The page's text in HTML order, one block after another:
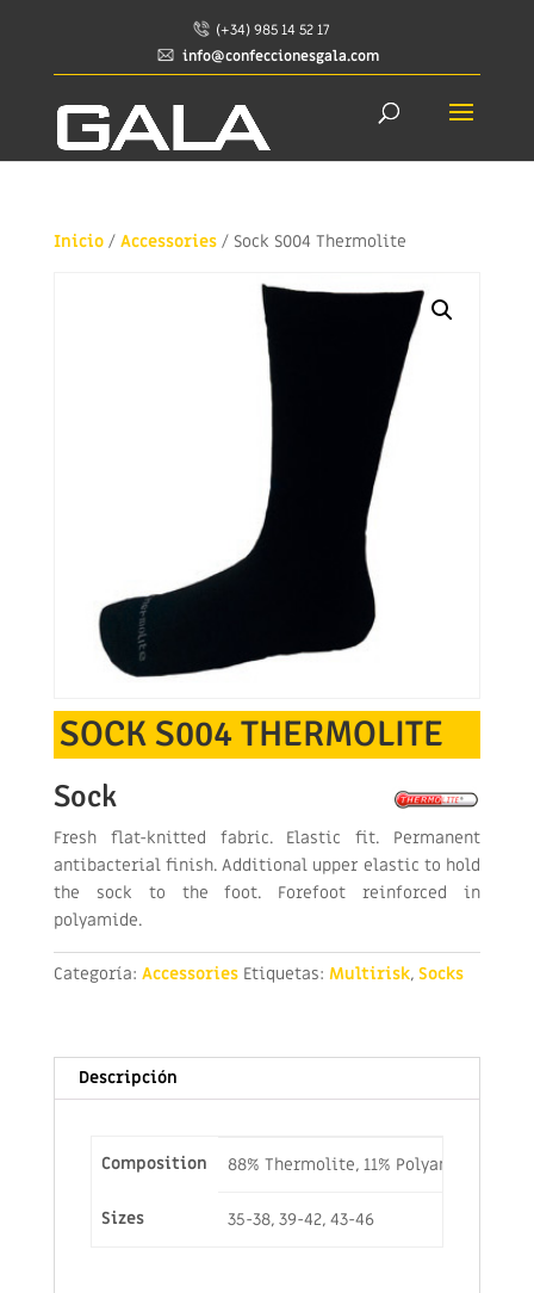
(+34) 985 14 52 17
info@confeccionesgala.com
Inicio/ Accessories/ Sock S004 Thermolite
SOCK S004 THERMOLITE
Sock
Fresh flat-knitted fabric. Elastic fit. Permanent
antibacterial finish. Additional upper elastic to hold
the sock to the foot. Forefoot reinforced in
polyamide.
Categoría: Accessories Etiquetas: Multirisk, Socks
Descripción
Composition 88% Thermolite, 11% Polyamide/
Sizes 35-38, 39-42, 43-46